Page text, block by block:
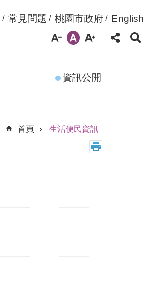
常見問題 桃園市政府 English
資訊公開
首頁
生活便民資訊